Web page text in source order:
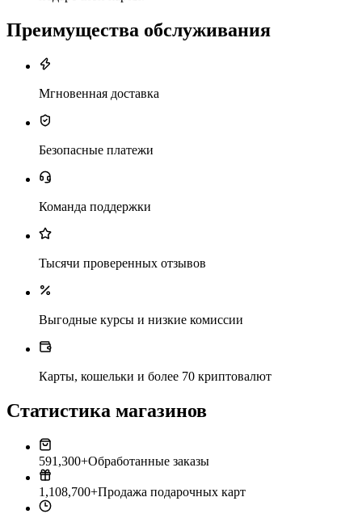
Преимущества обслуживания
Мгновенная доставка
Безопасные платежи
Команда поддержки
Тысячи проверенных отзывов
Выгодные курсы и низкие комиссии
Карты, кошельки и более 70 криптовалют
Статистика магазинов
591,300+Обработанные заказы
1,108,700+Продажа подарочных карт